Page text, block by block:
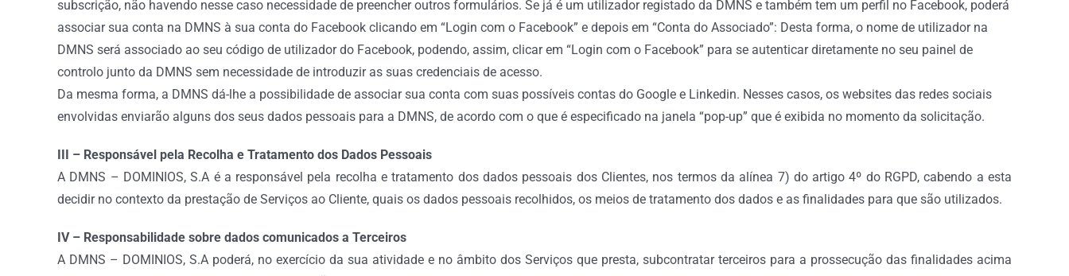
subscrição, não havendo nesse caso necessidade de preencher outros formulários. Se já é um utilizador registado da DMNS e também tem um perfil no Facebook, poderá
associar sua conta na DMNS à sua conta do Facebook clicando em “Login com o Facebook” e depois em “Conta do Associado”: Desta forma, o nome de utilizador na
DMNS será associado ao seu código de utilizador do Facebook, podendo, assim, clicar em “Login com o Facebook” para se autenticar diretamente no seu painel de
controlo junto da DMNS sem necessidade de introduzir as suas credenciais de acesso.
Da mesma forma, a DMNS dá-lhe a possibilidade de associar sua conta com suas possíveis contas do Google e Linkedin. Nesses casos, os websites das redes sociais
envolvidas enviarão alguns dos seus dados pessoais para a DMNS, de acordo com o que é especificado na janela “pop-up” que é exibida no momento da solicitação.
III – Responsável pela Recolha e Tratamento dos Dados Pessoais
A DMNS – DOMINIOS, S.A é a responsável pela recolha e tratamento dos dados pessoais dos Clientes, nos termos da alínea 7) do artigo 4º do RGPD, cabendo a esta
decidir no contexto da prestação de Serviços ao Cliente, quais os dados pessoais recolhidos, os meios de tratamento dos dados e as finalidades para que são utilizados.
IV – Responsabilidade sobre dados comunicados a Terceiros
A DMNS – DOMINIOS, S.A poderá, no exercício da sua atividade e no âmbito dos Serviços que presta, subcontratar terceiros para a prossecução das finalidades acima